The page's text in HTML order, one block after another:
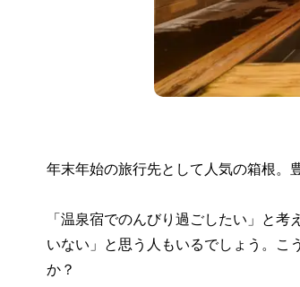
年末年始の旅行先として人気の箱根。
「温泉宿でのんびり過ごしたい」と
いない」と思う人もいるでしょう。こ
か？